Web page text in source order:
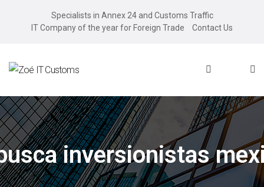
Specialists in Annex 24 and Customs Traffic
IT Company of the year for Foreign Trade
Contact Us
inversionistas